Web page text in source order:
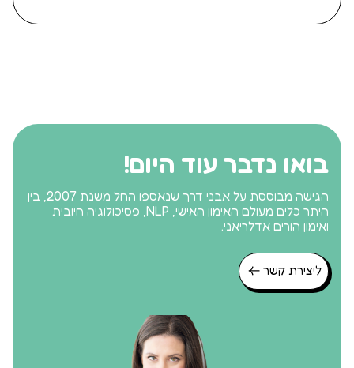
בואו נדבר עוד היום!
הגישה מבוססת על אבני דרך שנאספו החל משנת 2007, בין
היתר כלים מעולם האימון האישי, NLP, פסיכולוגיה חיובית
ואימון הורים אדלריאני.
ליצירת קשר